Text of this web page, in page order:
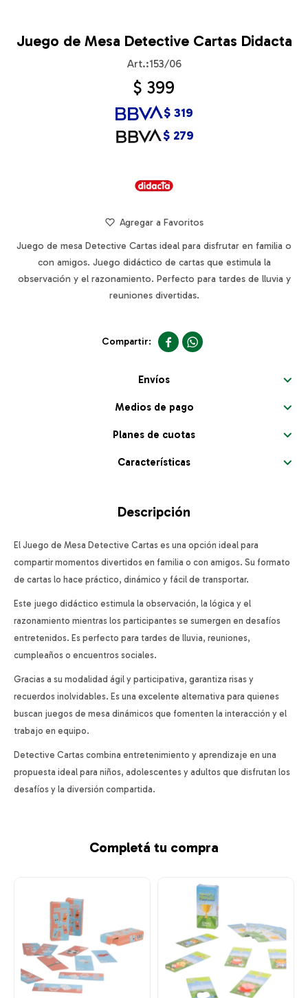
Juego de Mesa Detective Cartas Didacta
153/06
$ 399
$ 279
$ 319
Juego de mesa Detective Cartas ideal para disfrutar en familia o
con amigos. Juego didáctico de cartas que estimula la
observación y el razonamiento. Perfecto para tardes de lluvia y
reuniones divertidas.
 
Envíos
Medios de pago
Planes de cuotas
Características
Descripción
El Juego de Mesa Detective Cartas es una opción ideal para
compartir momentos divertidos en familia o con amigos. Su formato
de cartas lo hace práctico, dinámico y fácil de transportar.
Este juego didáctico estimula la observación, la lógica y el
razonamiento mientras los participantes se sumergen en desafíos
entretenidos. Es perfecto para tardes de lluvia, reuniones,
cumpleaños o encuentros sociales.
Gracias a su modalidad ágil y participativa, garantiza risas y
recuerdos inolvidables. Es una excelente alternativa para quienes
buscan juegos de mesa dinámicos que fomenten la interacción y el
trabajo en equipo.
Detective Cartas combina entretenimiento y aprendizaje en una
propuesta ideal para niños, adolescentes y adultos que disfrutan los
desafíos y la diversión compartida.
Completá tu compra